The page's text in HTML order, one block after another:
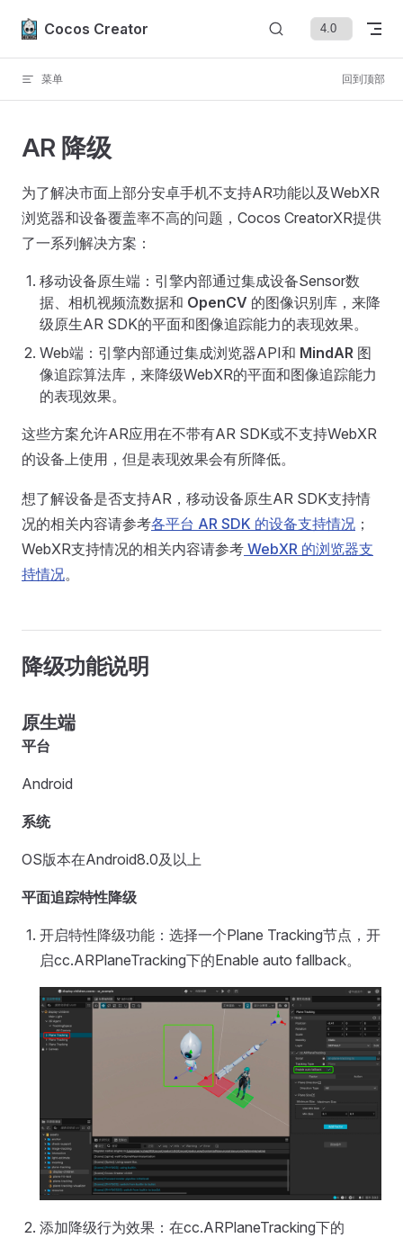
Skip to content
Cocos Creator
菜单 回到顶部
AR 降级
为了解决市面上部分安卓手机不支持AR功能以及WebXR
浏览器和设备覆盖率不高的问题，Cocos CreatorXR提供
了一系列解决方案：
移动设备原生端：引擎内部通过集成设备Sensor数
据、相机视频流数据和 OpenCV 的图像识别库，来降
级原生AR SDK的平面和图像追踪能力的表现效果。
Web端：引擎内部通过集成浏览器API和 MindAR 图
像追踪算法库，来降级WebXR的平面和图像追踪能力
的表现效果。
这些方案允许AR应用在不带有AR SDK或不支持WebXR
的设备上使用，但是表现效果会有所降低。
想了解设备是否支持AR，移动设备原生AR SDK支持情
况的相关内容请参考各平台 AR SDK 的设备支持情况 ；
WebXR支持情况的相关内容请参考 WebXR 的浏览器支
持情况。
降级功能说明
原生端
平台
Android
系统
OS版本在Android8.0及以上
平面追踪特性降级
开启特性降级功能：选择一个Plane Tracking节点，开
启cc.ARPlaneTracking下的Enable auto fallback。
添加降级行为效果：在cc.ARPlaneTracking下的